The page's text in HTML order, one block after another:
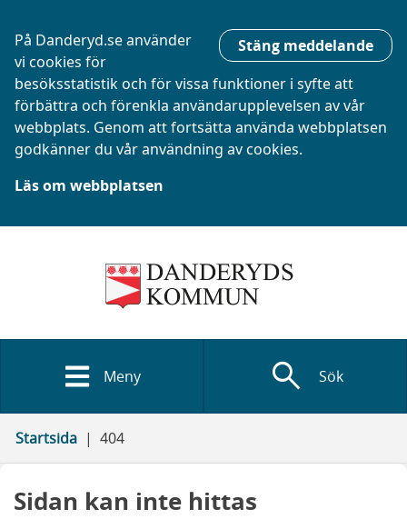
Stäng meddelande
På Danderyd.se använder
vi cookies för
besöksstatistik och för vissa funktioner i syfte att
förbättra och förenkla användarupplevelsen av vår
webbplats. Genom att fortsätta använda webbplatsen
godkänner du vår användning av cookies.
Läs om webbplatsen
Meny search Sök
Startsida 404
Sidan kan inte hittas